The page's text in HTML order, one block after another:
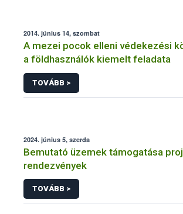
2014. június 14, szombat
A mezei pocok elleni védekezési
a földhasználók kiemelt feladata
TOVÁBB >
2024. június 5, szerda
Bemutató üzemek támogatása
rendezvények
TOVÁBB >